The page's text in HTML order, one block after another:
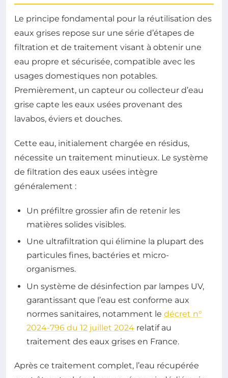
Le principe fondamental pour la réutilisation des
eaux grises repose sur une série d’étapes de
filtration et de traitement visant à obtenir une
eau propre et sécurisée, compatible avec les
usages domestiques non potables.
Premièrement, un capteur ou collecteur d’eau
grise capte les eaux usées provenant des
lavabos, éviers et douches.
Cette eau, initialement chargée en résidus,
nécessite un traitement minutieux. Le système
de filtration des eaux usées intègre
généralement :
Un préfiltre grossier afin de retenir les
matières solides visibles.
Une ultrafiltration qui élimine la plupart des
particules fines, bactéries et micro-
organismes.
Un système de désinfection par lampes UV,
garantissant que l’eau est conforme aux
normes sanitaires, notamment le décret n°
2024-796 du 12 juillet 2024 relatif au
traitement des eaux grises en France.
Après ce traitement complet, l’eau récupérée